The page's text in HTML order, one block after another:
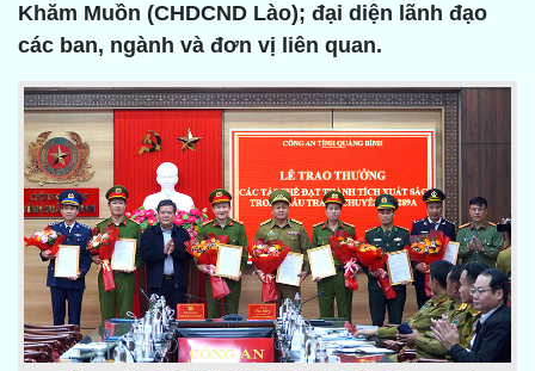
Khăm Muồn (CHDCND Lào); đại diện lãnh đạo
các ban, ngành và đơn vị liên quan.